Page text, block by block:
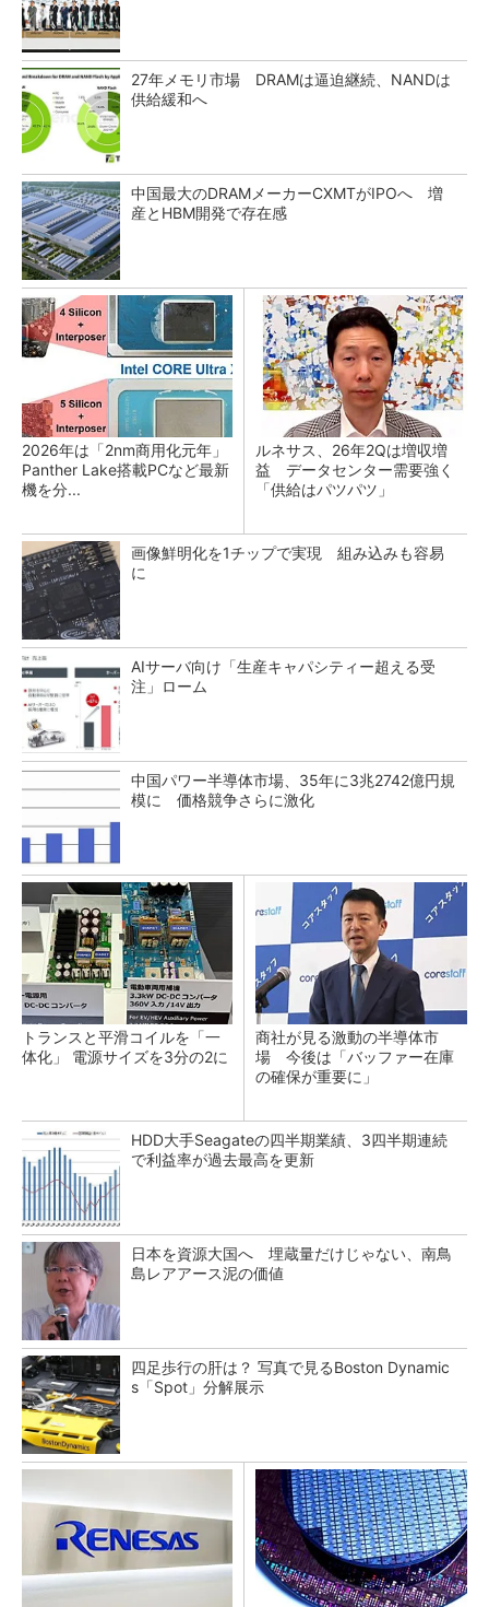
27年メモリ市場 DRAMは逼迫継続、NANDは
供給緩和へ
中国最大のDRAMメーカーCXMTがIPOへ 増
産とHBM開発で存在感
2026年は「2nm商用化元年」
Panther Lake搭載PCなど最新
機を分...
ルネサス、26年2Qは増収増
益 データセンター需要強く
「供給はパツパツ」
画像鮮明化を1チップで実現 組み込みも容易
に
AIサーバ向け「生産キャパシティー超える受
注」ローム
中国パワー半導体市場、35年に3兆2742億円規
模に 価格競争さらに激化
トランスと平滑コイルを「一
体化」 電源サイズを3分の2に
商社が見る激動の半導体市
場 今後は「バッファー在庫
の確保が重要に」
HDD大手Seagateの四半期業績、3四半期連続
で利益率が過去最高を更新
日本を資源大国へ 埋蔵量だけじゃない、南鳥
島レアアース泥の価値
四足歩行の肝は？ 写真で見るBoston Dynamic
s「Spot」分解展示